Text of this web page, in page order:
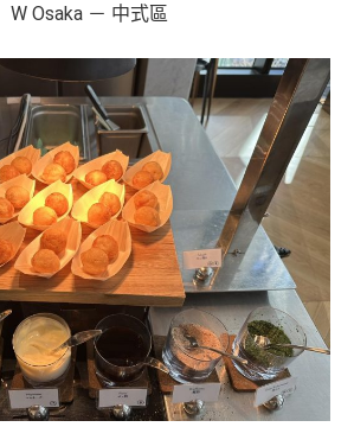
W Osaka － 中式區